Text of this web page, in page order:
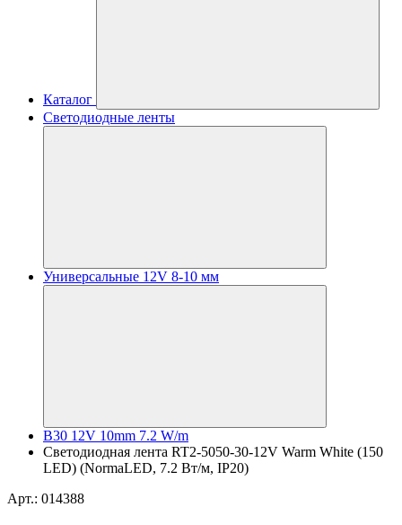
Каталог
Светодиодные ленты
Универсальные 12V 8-10 мм
B30 12V 10mm 7.2 W/m
Светодиодная лента RT2-5050-30-12V Warm White (150
LED) (NormaLED, 7.2 Вт/м, IP20)
Арт.: 014388